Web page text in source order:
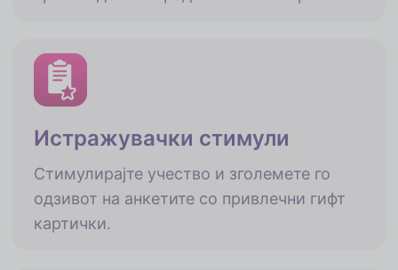
Истражувачки стимули
Стимулирајте учество и зголемете го
одзивот на анкетите со привлечни гифт
картички.